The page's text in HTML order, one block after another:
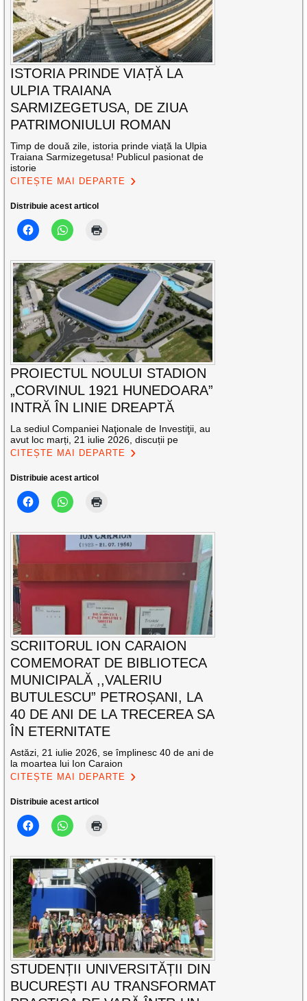
ISTORIA PRINDE VIAȚĂ LA
ULPIA TRAIANA
SARMIZEGETUSA, DE ZIUA
PATRIMONIULUI ROMAN
Timp de două zile, istoria prinde viață la Ulpia
Traiana Sarmizegetusa! Publicul pasionat de
istorie
CITEȘTE MAI DEPARTE
Distribuie acest articol
PROIECTUL NOULUI STADION
„CORVINUL 1921 HUNEDOARA”
INTRĂ ÎN LINIE DREAPTĂ
La sediul Companiei Naţionale de Investiţii, au
avut loc marți, 21 iulie 2026, discuții pe
CITEȘTE MAI DEPARTE
Distribuie acest articol
SCRIITORUL ION CARAION
COMEMORAT DE BIBLIOTECA
MUNICIPALĂ ,,VALERIU
BUTULESCU” PETROȘANI, LA
40 DE ANI DE LA TRECEREA SA
ÎN ETERNITATE
Astăzi, 21 iulie 2026, se împlinesc 40 de ani de
la moartea lui Ion Caraion
CITEȘTE MAI DEPARTE
Distribuie acest articol
STUDENȚII UNIVERSITĂȚII DIN
BUCUREȘTI AU TRANSFORMAT